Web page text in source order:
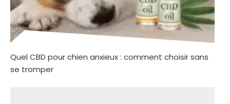
Quel CBD pour chien anxieux : comment choisir sans
se tromper